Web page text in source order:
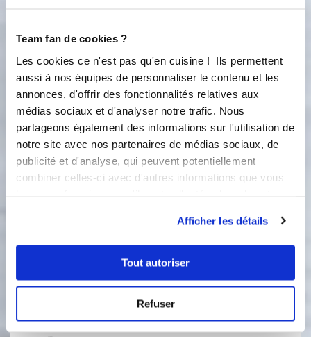
Team fan de cookies ?
Les cookies ce n'est pas qu'en cuisine ! Ils permettent
aussi à nos équipes de personnaliser le contenu et les
annonces, d'offrir des fonctionnalités relatives aux
médias sociaux et d'analyser notre trafic. Nous
partageons également des informations sur l'utilisation de
notre site avec nos partenaires de médias sociaux, de
publicité et d'analyse, qui peuvent potentiellement
combiner celles-ci avec d'autres informations que vous
Afficher les détails
Tout autoriser
Refuser
500 gramme(s)de Petites courgettes -
300 gramme(s)oignons
20 gramme(s)de d'huile de colza
les courgettes râpées réservées
1 gousse(s)d'ail
1fond de légumes